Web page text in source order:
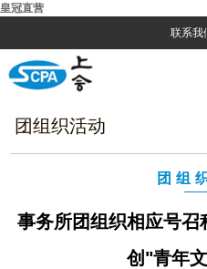
皇冠直营
联系我
团组织活动
团组
事务所团组织相应号
创"青年